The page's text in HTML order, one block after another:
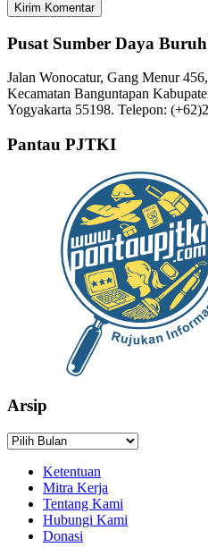
Pusat Sumber Daya
Jalan Wonocatur, Gang Menur
Kecamatan Banguntapan
Yogyakarta 55198. Telepon:
Pantau PJTKI
Arsip
Arsip
Ketentuan
Mitra Kerja
Tentang Kami
Hubungi Kami
Donasi